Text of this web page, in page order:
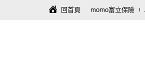
回首頁 momo富立保險